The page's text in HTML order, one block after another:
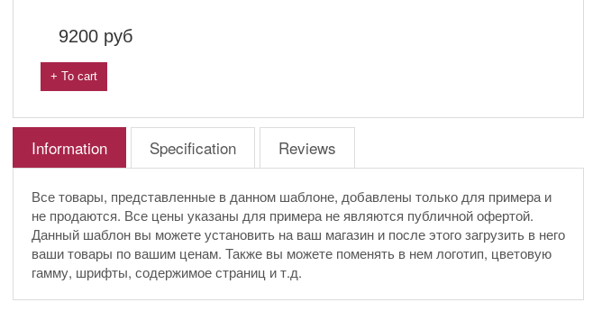
9200 руб
+ To cart
Information Specification Reviews
Все товары, представленные в данном шаблоне, добавлены только для примера и
не продаются. Все цены указаны для примера не являются публичной офертой.
Данный шаблон вы можете установить на ваш магазин и после этого загрузить в него
ваши товары по вашим ценам. Также вы можете поменять в нем логотип, цветовую
гамму, шрифты, содержимое страниц и т.д.